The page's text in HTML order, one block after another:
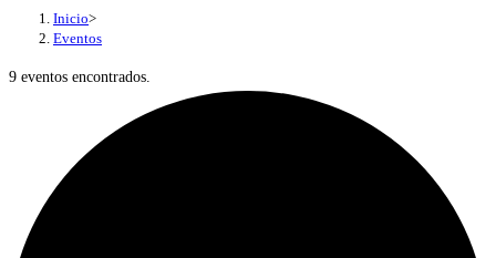
Inicio>
Eventos
9 eventos encontrados.